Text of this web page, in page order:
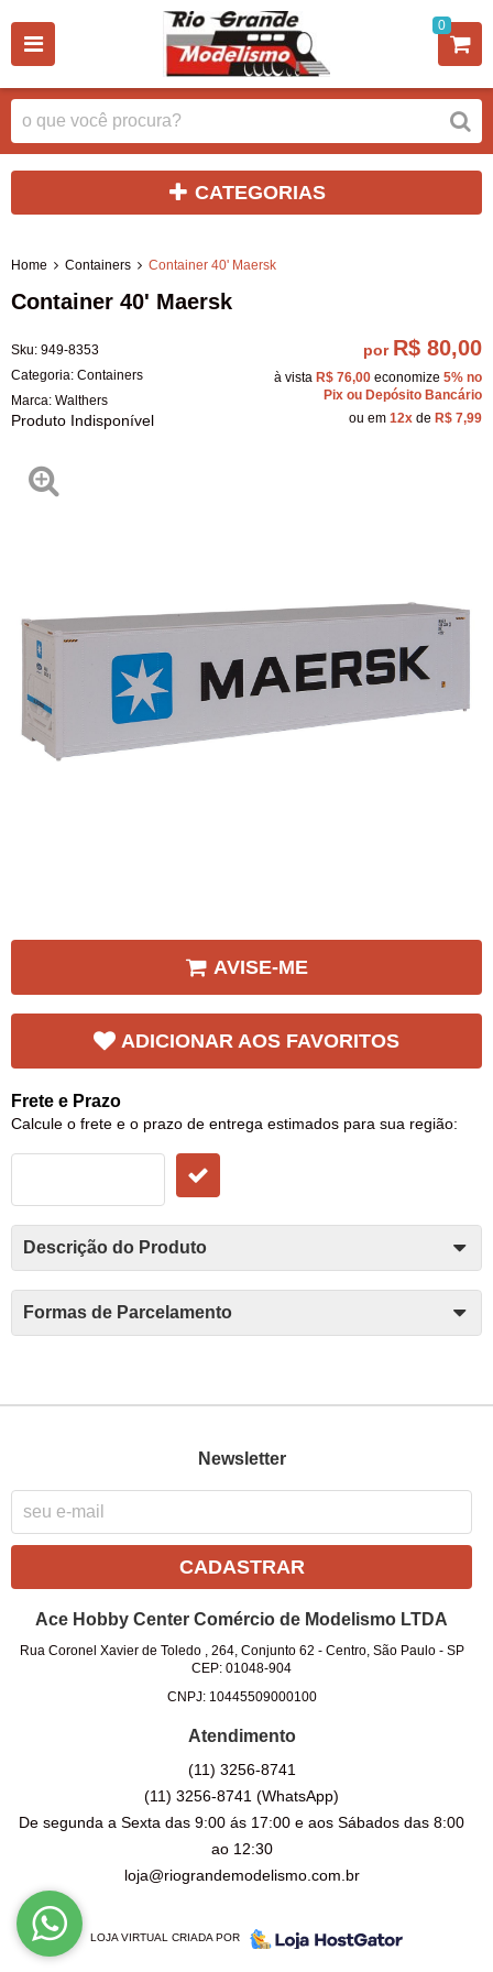
0
CATEGORIAS
Home Containers Container 40' Maersk
Container 40' Maersk
Sku: 949-8353
Categoria: Containers
Marca: Walthers
Produto Indisponível
por R$ 80,00
à vista R$ 76,00 economize 5% no
Pix ou Depósito Bancário
ou em 12x de R$ 7,99
AVISE-ME
ADICIONAR AOS FAVORITOS
Frete e Prazo
Calcule o frete e o prazo de entrega estimados para sua região:
Descrição do Produto
Formas de Parcelamento
Newsletter
CADASTRAR
Ace Hobby Center Comércio de Modelismo LTDA
Rua Coronel Xavier de Toledo , 264, Conjunto 62 - Centro, São Paulo- SP
CEP: 01048-904
CNPJ: 10445509000100
Atendimento
(11) 3256-8741
(11) 3256-8741(WhatsApp)
De segunda a Sexta das 9:00 ás 17:00 e aos Sábados das 8:00
ao 12:30
loja@riograndemodelismo.com.br
LOJA VIRTUAL CRIADA POR